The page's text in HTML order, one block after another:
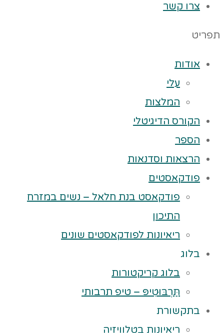
צרו קשר
תפריט
אודות
עלי
המלצות
הקורס הדיגיטלי
הספר
הרצאות וסדנאות
פודקאסטים
פודקאסט בנת חלאל – נשים במזרח
התיכון
ריאיונות לפודקאסטים שונים
בלוג
בלוג קריקטורות
תַּרְבּוּטִיפּ – טיפ תרבותי
בתקשורת
ריאיונות בטלוויזיה